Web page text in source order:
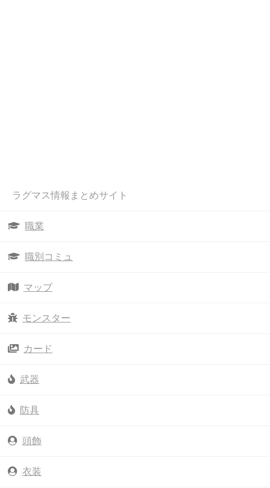
ラグマス情報まとめサイト
職業
職別コミュ
マップ
モンスター
カード
武器
防具
頭飾
衣装